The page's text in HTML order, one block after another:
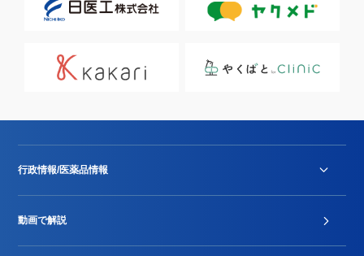
行政情報/医薬品情報
動画で解説